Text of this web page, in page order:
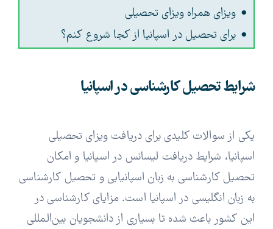
ویزای همراه ویزای تحصیلی
برای تحصیل در اسپانیا از کجا شروع کنم؟
شرایط تحصیل کارشناسی در اسپانیا
یکی از سوالات کلیدی برای دریافت ویزای تحصیلی
اسپانیا، شرایط دریافت لیسانس در اسپانیا و امکان
تحصیل کارشناسی به زبان اسپانیایی و تحصیل کارشناسی
به زبان انگلیسی در اسپانیا است. مزایای کارشناسی در
این کشور باعث شده تا بسیاری از دانشجویان بین‌المللی